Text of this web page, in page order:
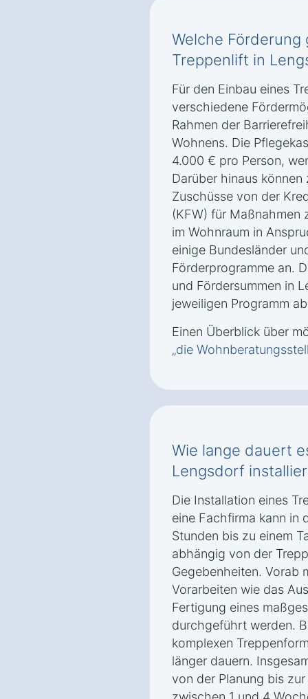
Welche
Treppenlift in
Für den Einbau eines
verschiedene
Rahmen der
Wohnens. Die
4.000 € pro Person,
Darüber hinaus
Zuschüsse von der
(KFW) für Maßnahmen
im Wohnraum in
einige Bundesländer
Förderprogramme an.
und Fördersummen in
jeweiligen Programm
Einen Überblick über
„die
Wie lange dauert
Lengsdorf
Die Installation eines
eine Fachfirma kann in
Stunden bis zu einem
abhängig von der
Gegebenheiten. Vorab
Vorarbeiten wie das
Fertigung eines
durchgeführt werden.
komplexen
länger dauern.
von der Planung bis